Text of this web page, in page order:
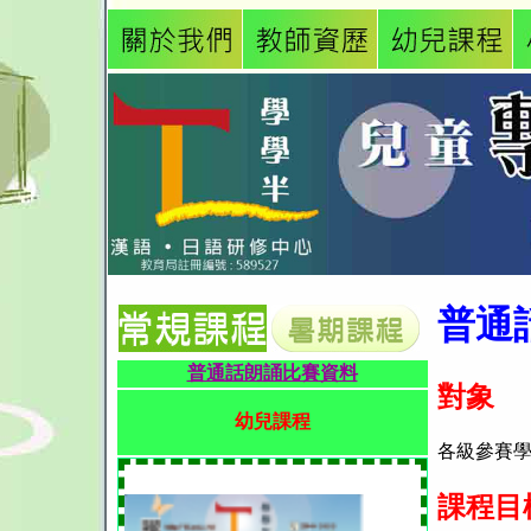
普通話朗誦比賽資料
幼兒課程
普通
對象
各級參賽
課程目